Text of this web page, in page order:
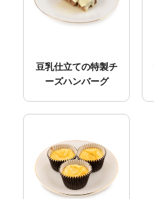
豆乳仕立ての特製チ
ーズハンバーグ